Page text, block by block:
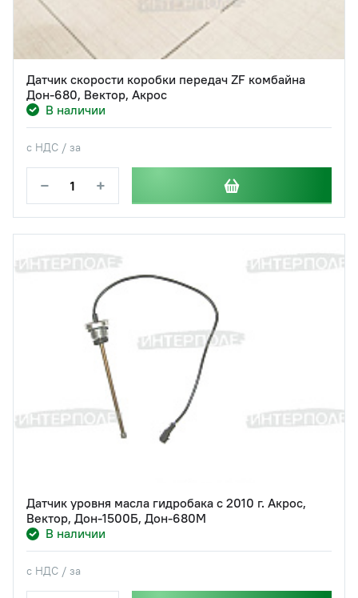
Датчик скорости коробки передач ZF комбайна
Дон-680, Вектор, Акрос
В наличии
с НДС / за
− +
Датчик уровня масла гидробака с 2010 г. Акрос,
Вектор, Дон-1500Б, Дон-680М
В наличии
с НДС / за